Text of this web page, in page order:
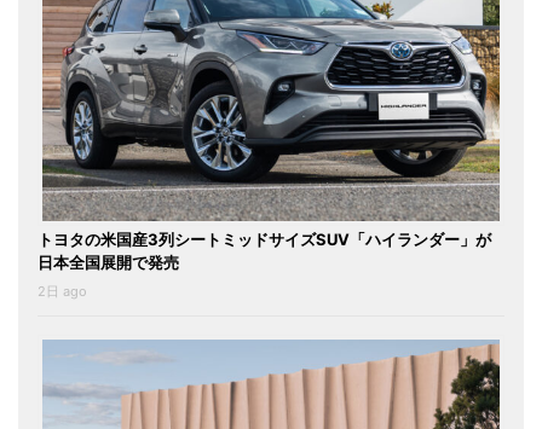
トヨタの米国産3列シートミッドサイズSUV「ハイランダー」が
日本全国展開で発売
2日 ago